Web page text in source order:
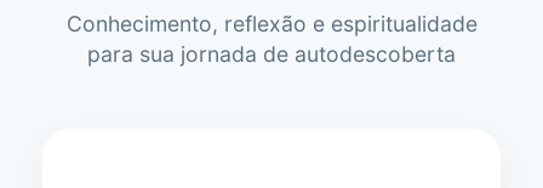
Conhecimento, reflexão e espiritualidade
para sua jornada de autodescoberta